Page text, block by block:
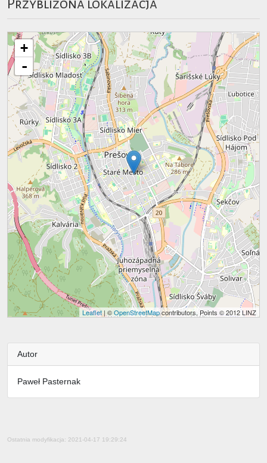
Przybliżona lokalizacja
+
-
Leaflet | ©OpenStreetMapcontributors, Points © 2012 LINZ
Autor
Paweł Pasternak
Ostatnia modyfikacja: 2021-04-17 19:29:24